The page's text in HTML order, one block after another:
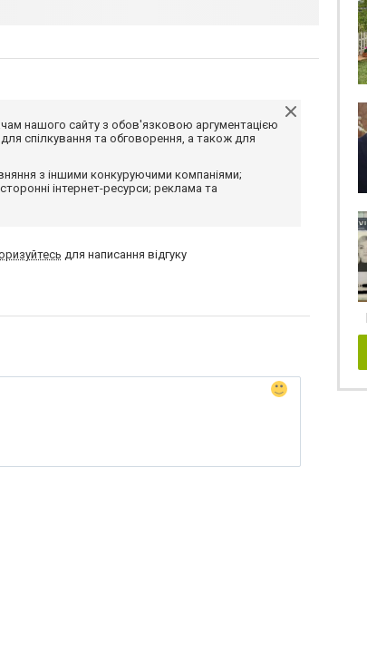
нашого сайту з обов'язковою аргументацією
спілкування та обговорення, а також для
з іншими конкуруючими компаніями;
інтернет-ресурси; реклама та
для написання відгуку